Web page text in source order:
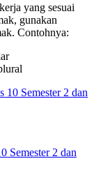
yang sesuai
gunakan
Contohnya:
Semester 2 dan